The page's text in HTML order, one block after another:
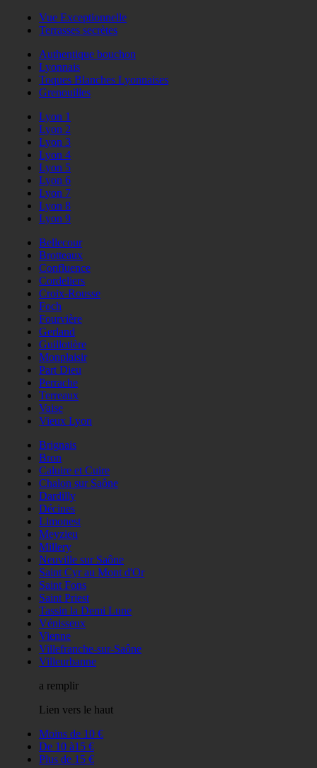
Vue Exceptionnelle
Terrasses secrètes
Authentique bouchon
Lyonnais
Toques Blanches Lyonnaises
Grenouilles
Lyon 1
Lyon 2
Lyon 3
Lyon 4
Lyon 5
Lyon 6
Lyon 7
Lyon 8
Lyon 9
Bellecour
Brotteaux
Confluence
Cordeliers
Croix-Rousse
Foch
Fourvière
Gerland
Guillotière
Monplaisir
Part Dieu
Perrache
Terreaux
Vaise
Vieux Lyon
Brignais
Bron
Caluire et Cuire
Chalon sur Saône
Dardilly
Décines
Limonest
Meyzieu
Millery
Neuville sur Saône
Saint Cyr au Mont d'Or
Saint Fons
Saint Priest
Tassin la Demi Lune
Vénisseux
Vienne
Villefranche-sur-Saône
Villeurbanne
a remplir
Lien vers le haut
Moins de 10 €
De 10 à15 €
Plus de 15 €